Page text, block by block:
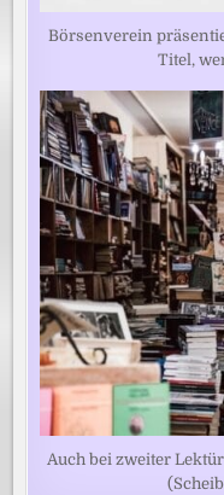
Börsenverein
Titel,
Auch bei zweiter